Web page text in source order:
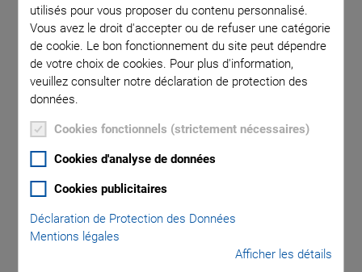
utilisés pour vous proposer du contenu personnalisé.
Vous avez le droit d'accepter ou de refuser une catégorie
de cookie. Le bon fonctionnement du site peut dépendre
de votre choix de cookies. Pour plus d'information,
veuillez consulter notre déclaration de protection des
données.
Cookies fonctionnels (strictement nécessaires)
Cookies d'analyse de données
Cookies publicitaires
Déclaration de Protection des Données
Mentions légales
Afficher les détails
INSCRIVEZ-VOUS À NOTRE BLOG
Catégories
u
r
u
r
u
r
u
r